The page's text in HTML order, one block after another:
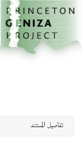
إلى المحتوى الرئيسي
الرئيسية